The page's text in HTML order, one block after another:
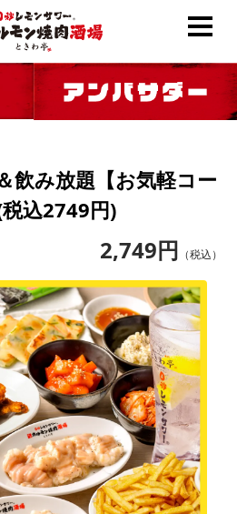
飲み放題【お気軽コー
込2749円)
2,749円 （税込）